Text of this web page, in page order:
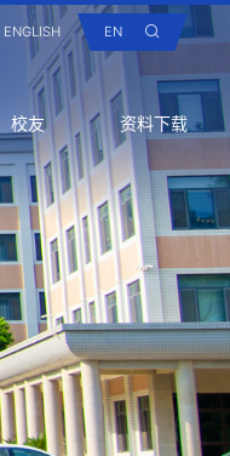
ENGLISH EN
校友 资料下载